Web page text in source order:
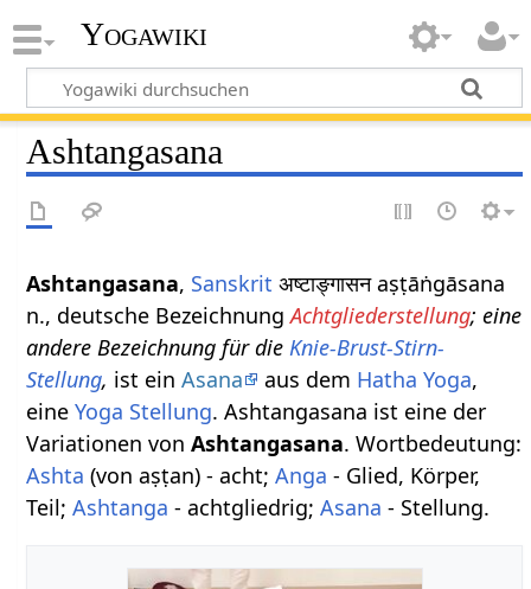
Yogawiki
Ashtangasana
Ashtangasana, Sanskrit अष्टाङ्गासन aṣṭāṅgāsana
n., deutsche BezeichnungAchtgliederstellung; eine
andere Bezeichnung für dieKnie-Brust-Stirn-
Stellung, ist einAsana aus dem Hatha Yoga,
eineYoga Stellung. Ashtangasana ist eine der
Variationen vonAshtangasana. Wortbedeutung:
Ashta (von aṣṭan) - acht;Anga - Glied, Körper,
Teil;Ashtanga - achtgliedrig;Asana - Stellung.